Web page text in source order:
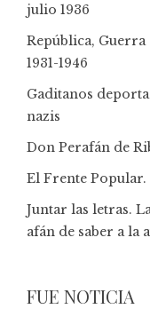
julio 1936
República,
1931-1946
Gaditanos
nazis
Don Perafán de
El Frente
Juntar las letras.
afán de saber a la
FUE NOTICIA